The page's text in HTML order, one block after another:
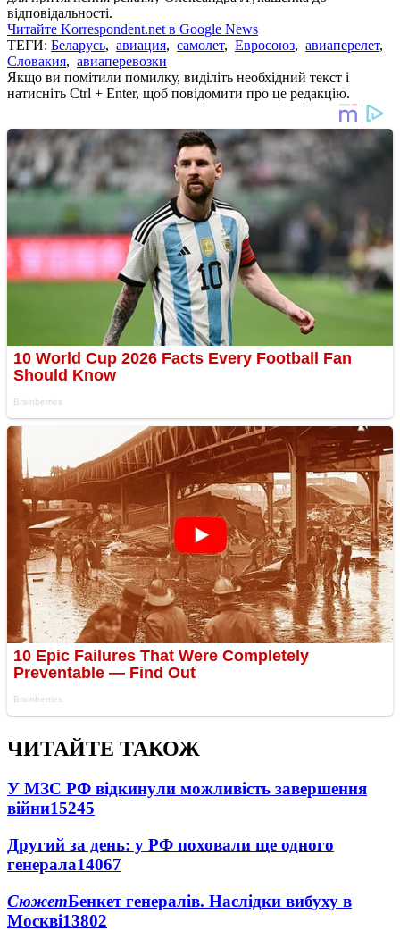
відповідальності.
Читайте Korrespondent.net в Google News
ТЕГИ: Беларусь, авиация, самолет, Евросоюз, авиаперелет,
Словакия, авиаперевозки
Якщо ви помітили помилку, виділіть необхідний текст і
натисніть Ctrl + Enter, щоб повідомити про це редакцію.
ЧИТАЙТЕ ТАКОЖ
У МЗС РФ відкинули можливість завершення
війни15245
Другий за день: у РФ поховали ще одного
генерала14067
СюжетБенкет генералів. Наслідки вибуху в
Москві13802